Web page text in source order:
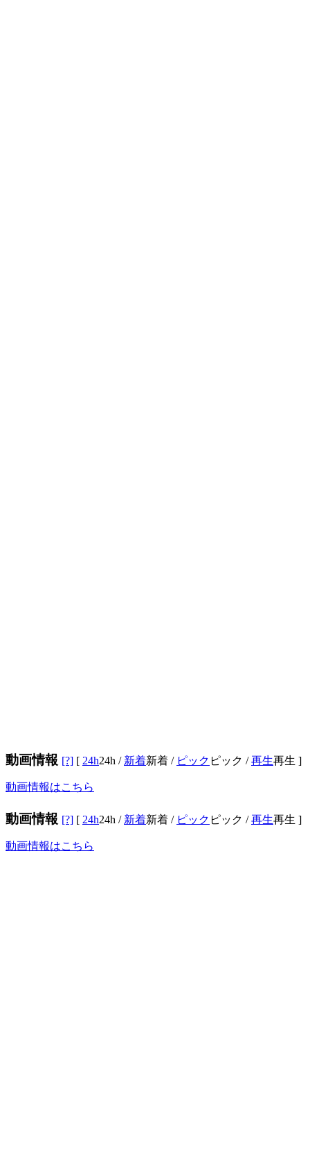
動画情報 [?] [ 24h24h / 新着新着 / ピック ピック /再生再生 ]
動画情報はこちら
動画情報 [?] [ 24h24h / 新着新着 / ピック ピック /再生再生 ]
動画情報はこちら